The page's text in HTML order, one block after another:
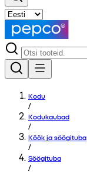
Kodu
/
Kodukaubad
/
Köök ja söögituba
/
Söögituba
/